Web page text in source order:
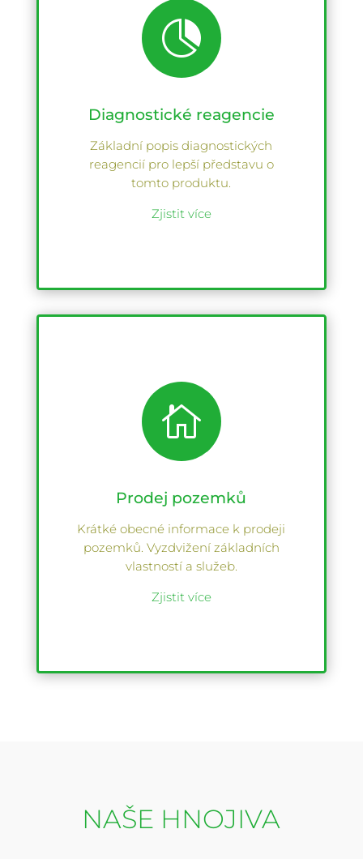

Diagnostické reagencie
Základní popis diagnostických
reagencií pro lepší představu o
tomto produktu.
Zjistit více

Prodej pozemků
Krátké obecné informace k prodeji
pozemků. Vyzdvižení základních
vlastností a služeb.
Zjistit více
NAŠE HNOJIVA